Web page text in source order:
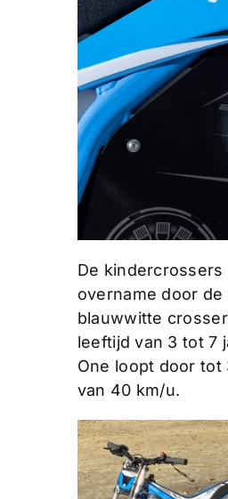
De kindercrossers
overname door
blauwwitte
leeftijd van 3 tot 7
One loopt door
van 40 km/u.